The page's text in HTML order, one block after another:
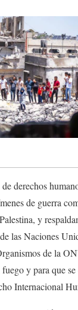
derechos
de guerra
y
las Naciones
de la
y para que
Internacional